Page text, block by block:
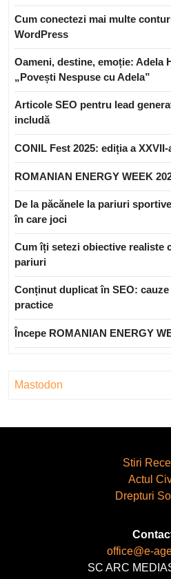
Cum conectezi mai multe
WordPress
Oameni, destine, emoție: Adela
„Povești Nespuse cu Adela”
Articole SEO pentru lead
includă
CONIL Fest 2025: ediția a
ROMANIAN ENERGY WEEK
De la păcănele la pariuri
în care joci
Cum îți setezi obiective realiste
pariuri
Conținut duplicat în SEO:
practice
Începe ROMANIAN ENERGY
Mastodon
Stiri
Actul
Drepturi
office@e-
SC ARC